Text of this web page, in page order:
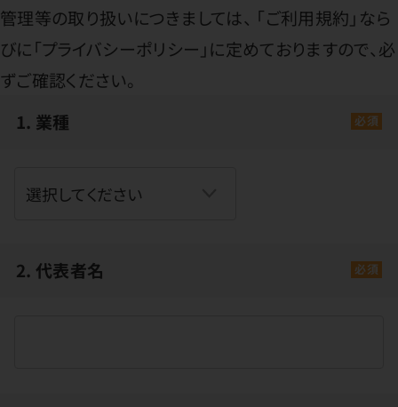
管理等の取り扱いにつきましては、 「ご利用規約」 なら
びに「プライバシーポリシー」に定めておりますので、必
ずご確認ください。
1. 業種
必須
2. 代表者名 必須